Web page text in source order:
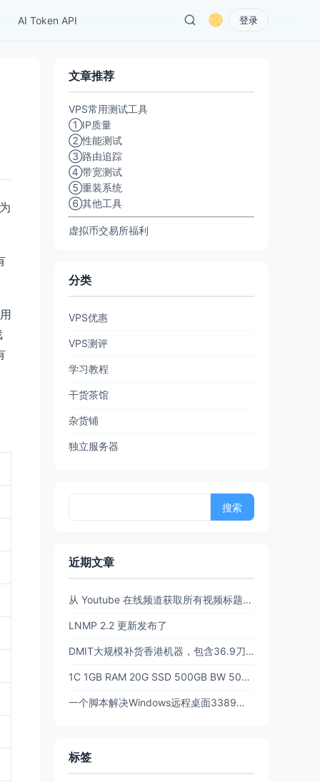
AI Token API 登录
文章推荐
VPS常用测试工具
①IP质量
②性能测试
③路由追踪
④带宽测试
⑤重装系统
⑥其他工具
虚拟币交易所福利
分类
VPS优惠
VPS测评
学习教程
干货茶馆
杂货铺
独立服务器
近期文章
从 Youtube 在线频道获取所有视频标题和链接 (URL)【20260702亲测有效】
LNMP 2.2 更新发布了
DMIT大规模补货香港机器，包含36.9刀的t1年付香港！！
1C 1GB RAM 20G SSD 500GB BW 500Mbps 三网CN2GIA回程优化线路 $39.9/年 - DMIT
一个脚本解决Windows远程桌面3389端口更改，防止被扫描，提高安全性(含防火墙放行)
标签